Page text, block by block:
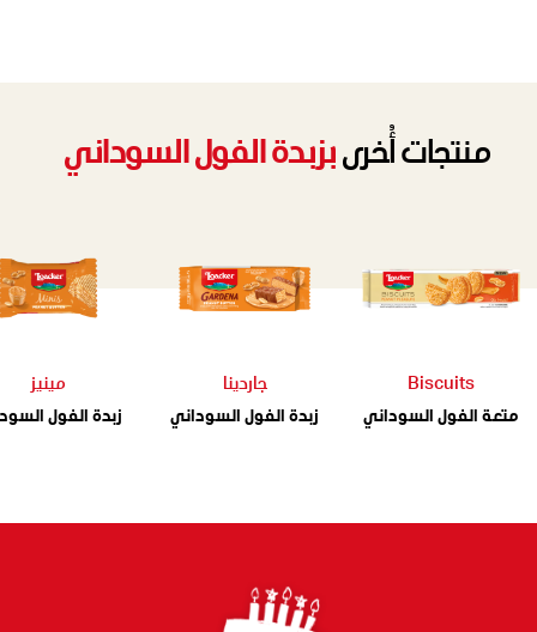
منتجات أُخرىبزبدة الفول السوداني
Biscuits
متعة الفول السوداني
جاردينا
زبدة الفول السوداني
مينيز
زبدة الفول